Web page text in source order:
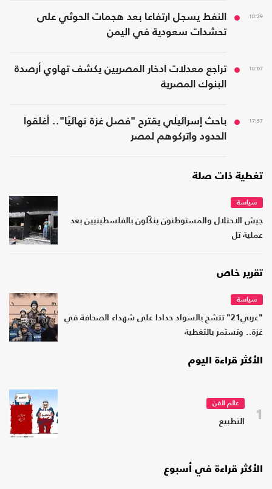
18:29
النفط يسجل ارتفاعا بعد هجمات الحوثي على
تحشدات سعودية في اليمن
18:07
تراجع معدلات ادخار المصريين يكشف تهاوي أرصدة
البنوك المصرية
17:37
باحث إسرائيلي يقترح "فصل غزة نهائيًا".. أغلقوا
الحدود واتركوهم لمصر
تغطية ذات صلة
سياسة
جيش الاحتلال والمستوطنون ينكّلون بالفلسطينيين بعد
عملية تل
تقرير خاص
سياسة
"عربي21" تتشح بالسواد حدادا على شهداء الصحافة في
غزة.. وتستمر بالتغطية
الأكثر قراءة اليوم
1
عالم الفن
التطبيع
الأكثر قراءة في أسبوع